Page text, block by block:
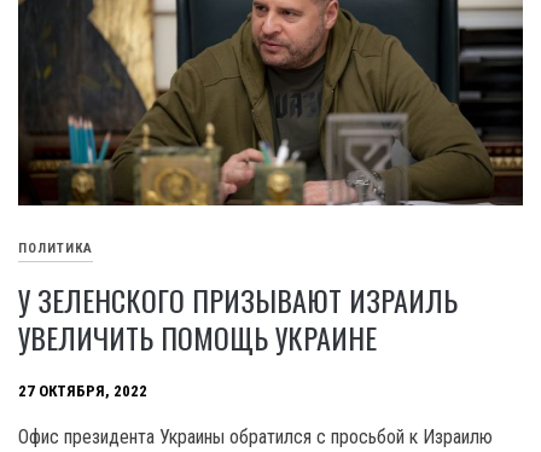
ПОЛИТИКА
У ЗЕЛЕНСКОГО ПРИЗЫВАЮТ ИЗРАИЛЬ
УВЕЛИЧИТЬ ПОМОЩЬ УКРАИНЕ
27 ОКТЯБРЯ, 2022
Офис президента Украины обратился с просьбой к Израилю